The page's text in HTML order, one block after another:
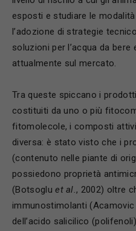
esposti e studiare le
l’adozione di strategie
soluzioni per l’acqua da
attualmente sul mercato.
Tra queste spiccano i
costituiti da uno o più
fitomolecole, i composti
diversa: è stato visto che i
(contenuto nelle piante di
possiedono proprietà
(Botsogluet al., 2002) oltre
immunostimolanti (Acamovic
dell’acido salicilico